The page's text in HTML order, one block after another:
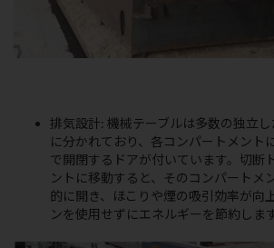
排気設計: 機械テーブルは多数の独立
に分かれており、各コンパートメント
で開閉するドアが付いています。切断
ントに移動すると、そのコンパートメ
的に開き、ほこりや煙の吸引効率が向
ンを使用せずにエネルギーを節約します